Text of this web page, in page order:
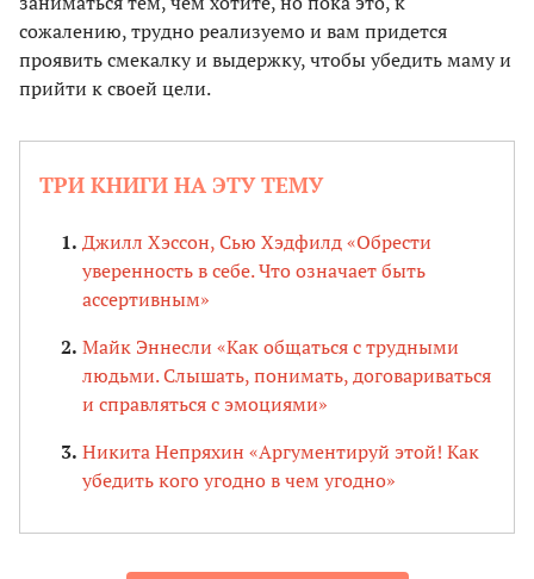
сожалению, трудно реализуемо и вам придется
проявить смекалку и выдержку, чтобы убедить маму и
прийти к своей цели.
ТРИ КНИГИ НА ЭТУ ТЕМУ
Джилл Хэссон, Сью Хэдфилд «Обрести
уверенность в себе. Что означает быть
ассертивным»
Майк Эннесли «Как общаться с трудными
людьми. Слышать, понимать, договариваться
и справляться с эмоциями»
Никита Непряхин «Аргументируй этой! Как
убедить кого угодно в чем угодно»